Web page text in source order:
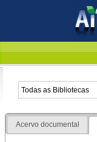
Acervo documental